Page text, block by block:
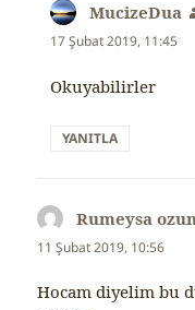
MucizeDua
17 Şubat 2019, 11:45
Okuyabilirler
YANITLA
Rumeysa ozun
11 Şubat 2019, 10:56
Hocam diyelim bu